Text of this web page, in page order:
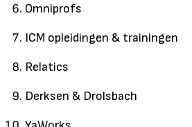
Omniprofs
ICM opleidingen & trainingen
Relatics
Derksen & Drolsbach